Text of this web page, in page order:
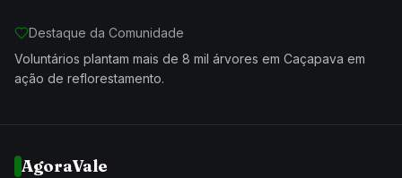
Destaque da Comunidade
Voluntários plantam mais de 8 mil árvores em Caçapava em
ação de reflorestamento.
AgoraVale